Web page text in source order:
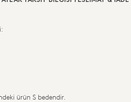
ürün S bedendir.